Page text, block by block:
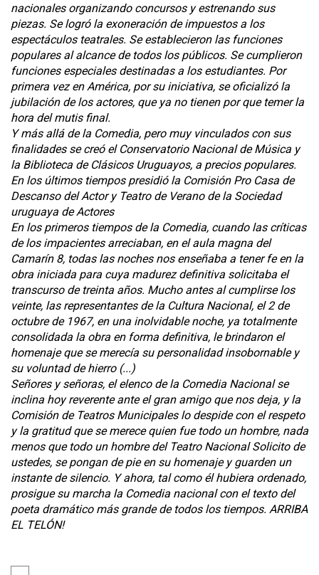
nacionales organizando concursos y estrenando sus
piezas. Se logró la exoneración de impuestos a los
espectáculos teatrales. Se establecieron las funciones
populares al alcance de todos los públicos. Se cumplieron
funciones especiales destinadas a los estudiantes. Por
primera vez en América, por su iniciativa, se oficializó la
jubilación de los actores, que ya no tienen por que temer la
hora del mutis final.
Y más allá de la Comedia, pero muy vinculados con sus
finalidades se creó el Conservatorio Nacional de Música y
la Biblioteca de Clásicos Uruguayos, a precios populares.
En los últimos tiempos presidió la Comisión Pro Casa de
Descanso del Actor y Teatro de Verano de la Sociedad
uruguaya de Actores
En los primeros tiempos de la Comedia, cuando las críticas
de los impacientes arreciaban, en el aula magna del
Camarín 8, todas las noches nos enseñaba a tener fe en la
obra iniciada para cuya madurez definitiva solicitaba el
transcurso de treinta años. Mucho antes al cumplirse los
veinte, las representantes de la Cultura Nacional, el 2 de
octubre de 1967, en una inolvidable noche, ya totalmente
consolidada la obra en forma definitiva, le brindaron el
homenaje que se merecía su personalidad insobornable y
su voluntad de hierro (...)
Señores y señoras, el elenco de la Comedia Nacional se
inclina hoy reverente ante el gran amigo que nos deja, y la
Comisión de Teatros Municipales lo despide con el respeto
y la gratitud que se merece quien fue todo un hombre, nada
menos que todo un hombre del Teatro Nacional Solicito de
ustedes, se pongan de pie en su homenaje y guarden un
instante de silencio. Y ahora, tal como él hubiera ordenado,
prosigue su marcha la Comedia nacional con el texto del
poeta dramático más grande de todos los tiempos. ARRIBA
EL TELÓN!